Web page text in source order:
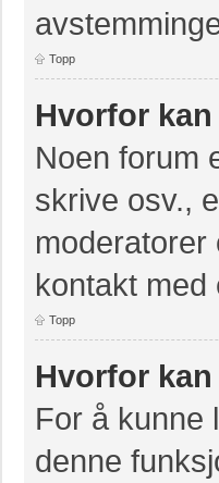
Topp
Hvorfor
Noen forum
skrive osv.,
moderatorer
kontakt med
Topp
Hvorfor
For å kunne
denne